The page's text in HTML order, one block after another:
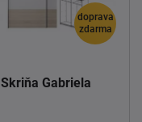
doprava
zdarma
Skriňa Gabriela